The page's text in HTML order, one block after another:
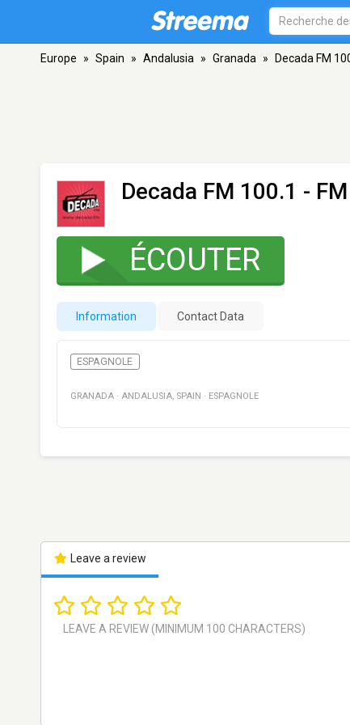
Europe » Spain » Andalusia » Granada » Decada FM
Decada FM 100.1 -
ÉCOUTER
Information Contact Data
ESPAGNOLE
GRANADA · ANDALUSIA, SPAIN · ESPAGNOLE
Leave a review